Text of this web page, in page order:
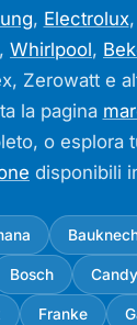
, Electrolux,
, Whirlpool,
Zerowatt e
la pagina
o esplora
disponibili
Bosch Candy
Franke